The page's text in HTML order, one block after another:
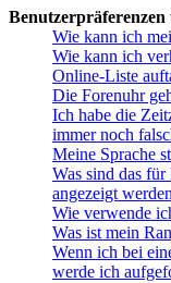
Benutzerpräferenzen
Wie kann ich
Wie kann ich
Online-Liste
Die Forenuhr
Ich habe die
immer noch
Meine Sprache
Was sind das
angezeigt
Wie verwende
Was ist mein
Wenn ich bei
werde ich